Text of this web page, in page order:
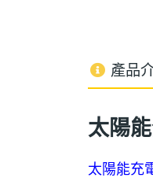
產品
太陽
太陽能充